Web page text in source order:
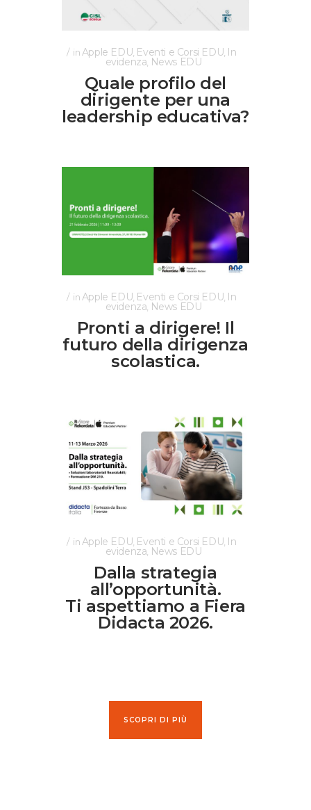
in Apple EDU Eventi e Corsi EDU In
evidenza News EDU
Quale profilo del
dirigente per una
leadership educativa?
inApple EDU Eventi e Corsi EDU In
evidenza News EDU
Pronti a dirigere! Il
futuro della dirigenza
scolastica.
inApple EDU Eventi e Corsi EDU In
evidenza News EDU
Dalla strategia
all’opportunità.
Ti aspettiamo a Fiera
Didacta 2026.
SCOPRI DI PIÙ